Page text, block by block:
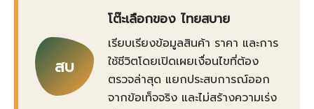
สบ
โต๊ะเลือกของ ไทยสบาย
เรียบเรียงข้อมูลสินค้า ราคา และการ
ใช้ชีวิตโดยเปิดเผยเงื่อนไขที่ต้อง
ตรวจล่าสุด แยกประสบการณ์ออก
จากข้อเท็จจริง และไม่สร้างความเร่ง